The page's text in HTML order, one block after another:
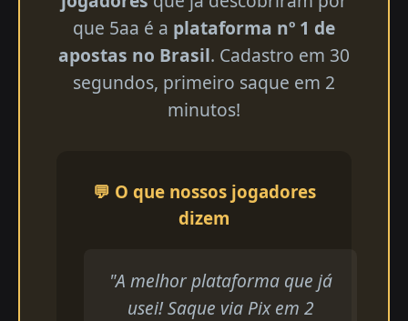
que 5aa é a plataforma nº 1 de
apostas no Brasil. Cadastro em 30
segundos, primeiro saque em 2
minutos!
💬 O que nossos jogadores
dizem
"A melhor plataforma que já
usei! Saque via Pix em 2